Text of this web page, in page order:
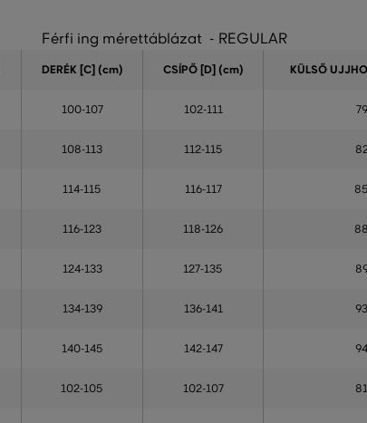
Férfi ing mérettáblázat - REGULAR
DERÉK [C] (cm) CSÍPŐ [D] (cm) KÜLSŐ
100-107 102-111 79
108-113 112-115
114-115 116-117 85
116-123 118-126 88
124-133 127-135
134-139 136-141 93
140-145 142-147 94
102-105 102-107 81